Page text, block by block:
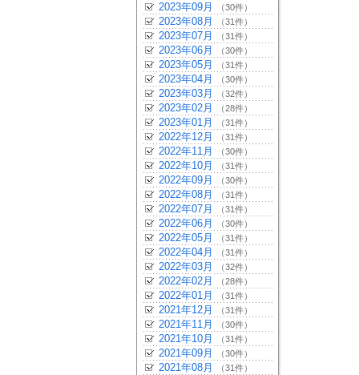
2023年09月 （30件）
2023年08月 （31件）
2023年07月 （31件）
2023年06月 （30件）
2023年05月 （31件）
2023年04月 （30件）
2023年03月 （32件）
2023年02月 （28件）
2023年01月 （31件）
2022年12月 （31件）
2022年11月 （30件）
2022年10月 （31件）
2022年09月 （30件）
2022年08月 （31件）
2022年07月 （31件）
2022年06月 （30件）
2022年05月 （31件）
2022年04月 （31件）
2022年03月 （32件）
2022年02月 （28件）
2022年01月 （31件）
2021年12月 （31件）
2021年11月 （30件）
2021年10月 （31件）
2021年09月 （30件）
2021年08月 （31件）